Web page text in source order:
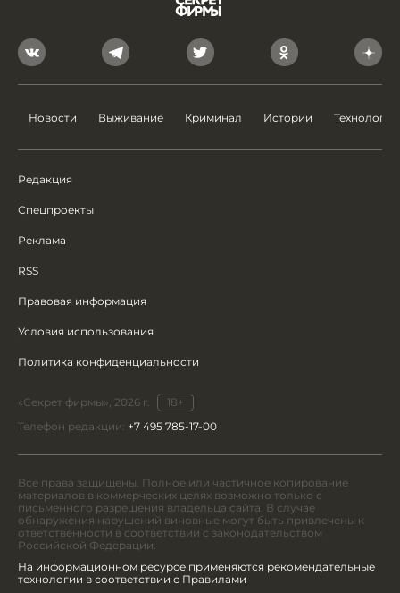
Новости Выживание Криминал Истории Технологии
Редакция
Спецпроекты
Реклама
RSS
Правовая информация
Условия использования
Политика конфиденциальности
«Секрет фирмы», 2026 г.
18+
Телефон редакции: +7 495 785-17-00
Все права защищены. Полное или частичное копирование
материалов в коммерческих целях возможно только с
письменного разрешения владельца сайта. В случае
обнаружения нарушений виновные могут быть привлечены к
ответственности в соответствии с законодательством
Российской Федерации.
На информационном ресурсе применяются рекомендательные
технологии в соответствии с Правилами